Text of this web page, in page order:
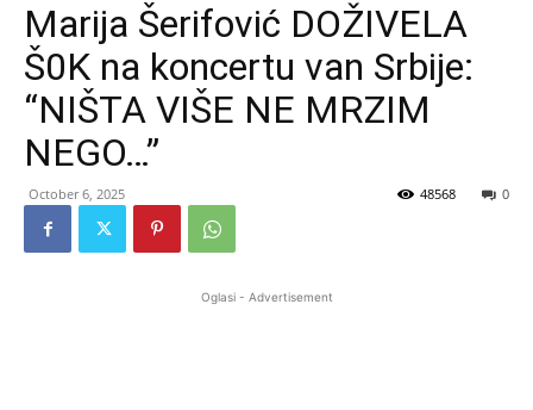
Marija Šerifović DOŽIVELA
Š0K na koncertu van Srbije:
“NIŠTA VIŠE NE MRZIM
NEGO…”
October 6, 2025 0
48568
Oglasi - Advertisement